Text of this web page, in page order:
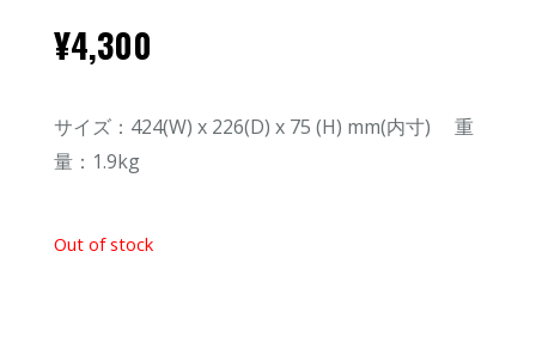
¥4,300
サイズ：424(W) x 226(D) x 75 (H) mm(内寸) 重
量：1.9kg
Out of stock